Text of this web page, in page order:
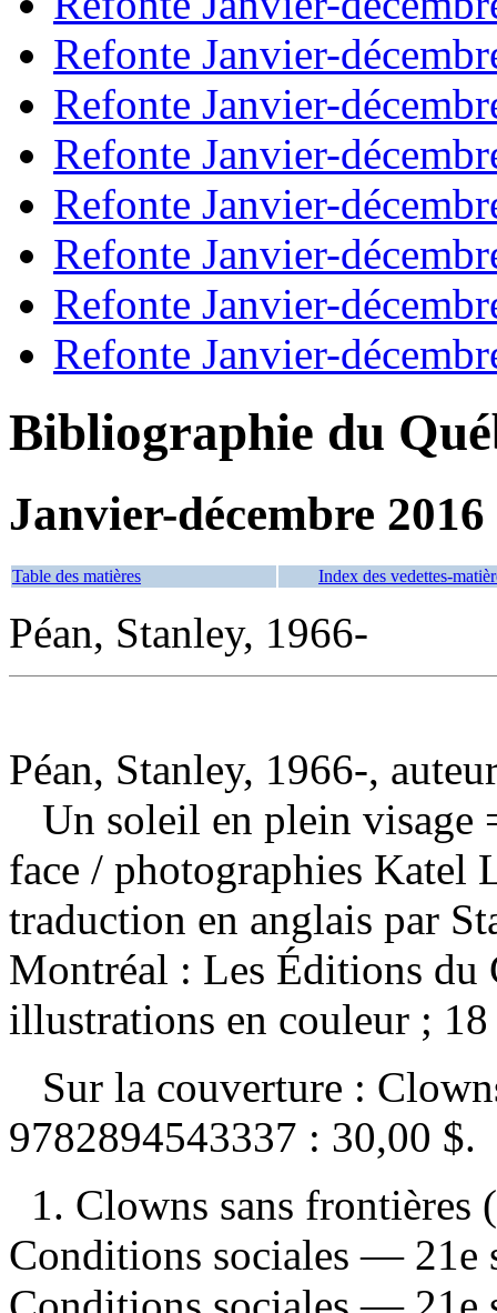
Refonte Janvier-
Refonte Janvier-
Refonte Janvier-
Refonte Janvier-
Refonte Janvier-
Refonte Janvier-
Refonte Janvier-
Bibliographie du
Janvier-décembre 2016
Table des matières Index des vedettes-
Péan, Stanley, 1966-
Péan, Stanley, 1966-,
Un soleil en plein visage
face / photographies Katel
traduction en anglais par
Montréal : Les Éditions
illustrations en couleur ;
Sur la couverture :
9782894543337 : 30,00 $.
1. Clowns sans
Conditions sociales —